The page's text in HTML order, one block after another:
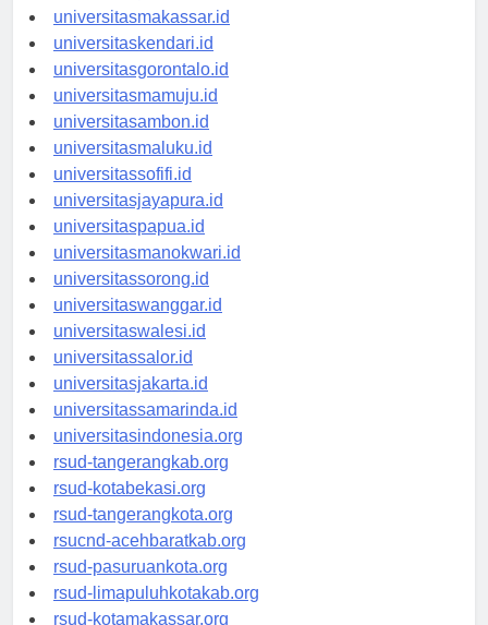
universitaspalu.id
universitasmakassar.id
universitaskendari.id
universitasgorontalo.id
universitasmamuju.id
universitasambon.id
universitasmaluku.id
universitassofifi.id
universitasjayapura.id
universitaspapua.id
universitasmanokwari.id
universitassorong.id
universitaswanggar.id
universitaswalesi.id
universitassalor.id
universitasjakarta.id
universitassamarinda.id
universitasindonesia.org
rsud-tangerangkab.org
rsud-kotabekasi.org
rsud-tangerangkota.org
rsucnd-acehbaratkab.org
rsud-pasuruankota.org
rsud-limapuluhkotakab.org